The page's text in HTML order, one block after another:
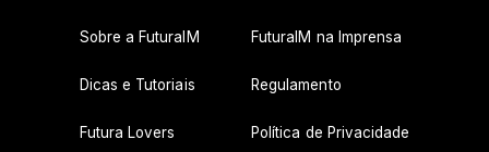
Sobre a FuturaIM FuturaIM na Imprensa
Dicas e Tutoriais Regulamento
Futura Lovers Política de Privacidade